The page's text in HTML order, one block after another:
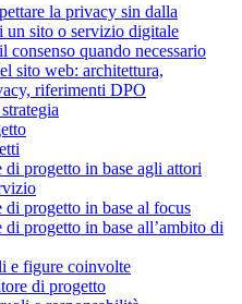
la privacy sin dalla
un sito o servizio digitale
consenso quando necessario
sito web: architettura,
riferimenti DPO
progetto in base agli attori
progetto in base al focus
progetto in base all’ambito di
e figure coinvolte
di progetto